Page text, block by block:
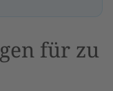
für zu